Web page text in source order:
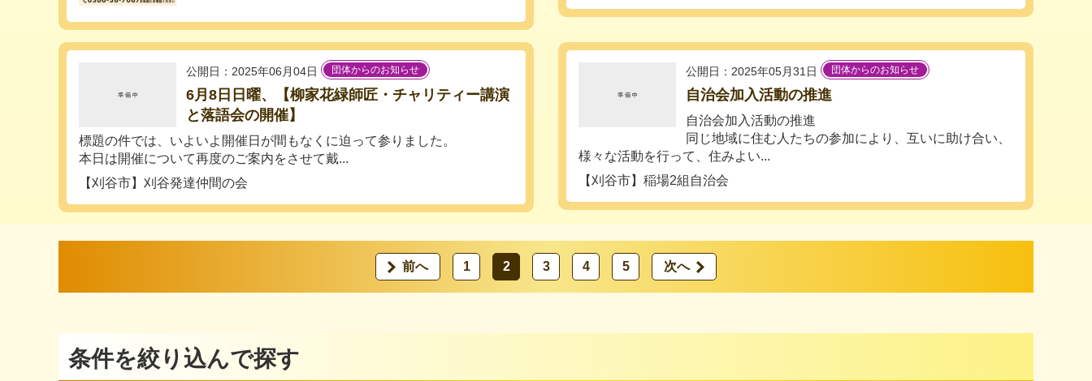
公開日：2025年06月04日 団体からのお知らせ
6月8日日曜、【柳家花緑師匠・チャリティー講演
と落語会の開催】
標題の件では、いよいよ開催日が間もなくに迫って参りました。
本日は開催について再度のご案内をさせて戴...
【刈谷市】刈谷発達仲間の会
公開日：2025年05月31日 団体からのお知らせ
自治会加入活動の推進
自治会加入活動の推進
同じ地域に住む人たちの参加により、互いに助け合い、
様々な活動を行って、住みよい...
【刈谷市】稲場2組自治会
前へ 1 2 3 4 5 次へ
条件を絞り込んで探す